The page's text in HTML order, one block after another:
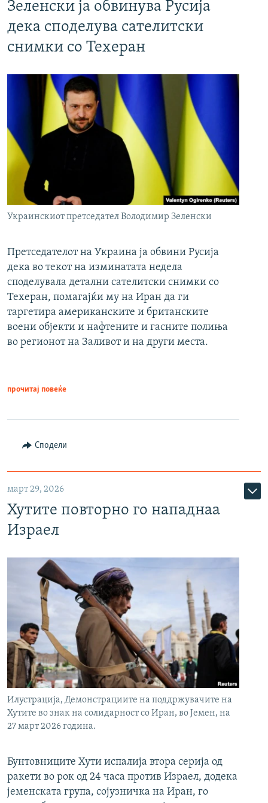
Зеленски ја обвинува Русија
дека споделува сателитски
снимки со Техеран
Украинскиот претседател Володимир Зеленски
Претседателот на Украина ја обвини Русија
дека во текот на изминатата недела
споделувала детални сателитски снимки со
Техеран, помагајќи му на Иран да ги
таргетира американските и британските
воени објекти и нафтените и гасните полиња
во регионот на Заливот и на други места.
прочитај повеќе
Сподели
март 29, 2026
Хутите повторно го нападнаа
Израел
Илустрација, Демонстрациите на поддржувачите на
Хутите во знак на солидарност со Иран, во Јемен, на
27 март 2026 година.
Бунтовниците Хути испалија втора серија од
ракети во рок од 24 часа против Израел, додека
јеменската група, сојузничка на Иран, го